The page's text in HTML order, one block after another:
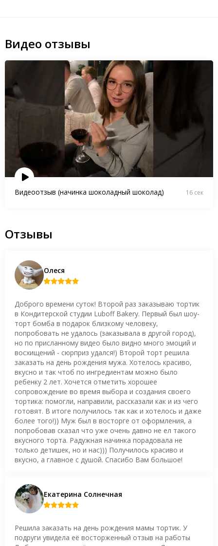
Видео отзывы
Видеоотзыв (начинка шоколадный шоколад) 16 сек
Отзывы
Олеся
Доброго времени суток! Второй раз заказываю тортик
в Кондитерской студии Luboff Bakery. Первый был шоу-
торт бомба в подарок близкому человеку,
попробовать не удалось (заказывала в другой город),
но по присланному видео было видно много эмоций и
восхищений - сюрприз удался!) Второй торт решила
заказать на день рождения мужа. Хотелось красиво,
вкусно и так чтоб по ингредиентам можно было
ребенку 2 лет. Хочется отметить хорошее
сопровождение во время выбора и создания своего
тортика: помогли, направили, рассказали как и из чего
готовят. В итоге получилось так как и хотелось и даже
более того!)) Муж был в восторге от оформления, а
попробовав сказал что уже очень давно не ел такого
вкусного торта. Радужная начинка порадовала не
только детишек, но и нас))) Получилось красиво и
вкусно, а главное с душой. Спасибо Вам большое!
Екатерина Солнечная
Решила заказать на день рождения мамы тортик. У
подруги увидела её восторженный отзыв на работы